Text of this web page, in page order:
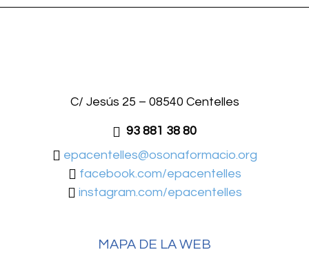
C/ Jesús 25 – 08540 Centelles
93 881 38 80
epacentelles@osonaformacio.org
facebook.com/epacentelles
instagram.com/epacentelles
MAPA DE LA WEB